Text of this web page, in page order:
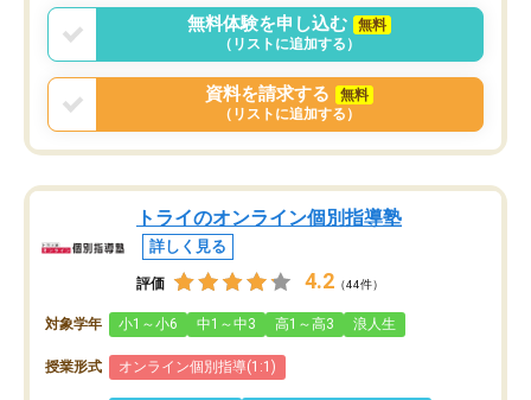
言う事で講師変更の申し出があり、あ
まりに短期での変更だった為、塾に通
う事にして退会しました。遅れも取り
戻せ、授業内容や講師の方は良かった
と思います。
無料体験を申し込む
無料
（リストに追加する）
資料を請求する
無料
（リストに追加する）
トライのオンライン個別指導塾
詳しく見る
評価 4.2 （44件）
対象学年 小1～小6 中1～中3 高1～高3 浪人生
授業形式 オンライン個別指導(1:1)